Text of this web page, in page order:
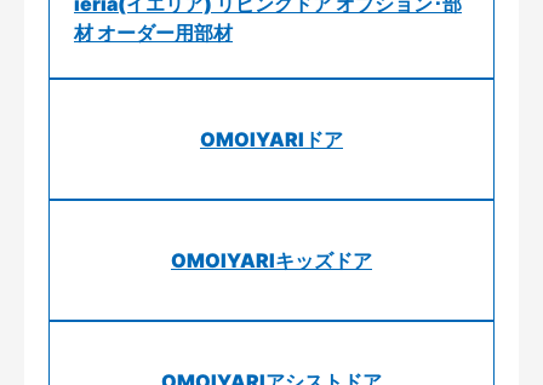
材 オーダー用部材
OMOIYARIドア
OMOIYARIキッズドア